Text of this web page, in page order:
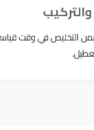
التخليص في وقت